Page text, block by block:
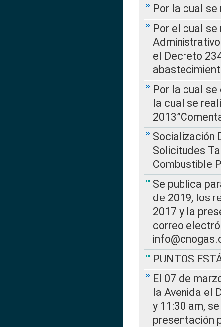
Por la cual se
Por el cual
el Decreto
Por la cual se
la cual se
Socialización
Solicitudes
Combustible
Se publica
de 2019, los
2017 y la
correo
PUNTOS
El 07 de
la Avenida el
y 11:30 am,
presentación